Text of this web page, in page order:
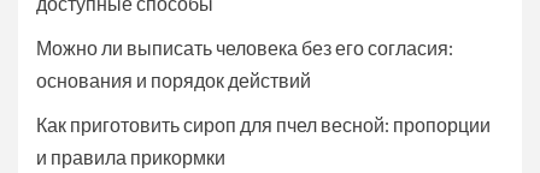
Можно ли выписать человека без его согласия:
основания и порядок действий
Как приготовить сироп для пчел весной: пропорции
и правила прикормки